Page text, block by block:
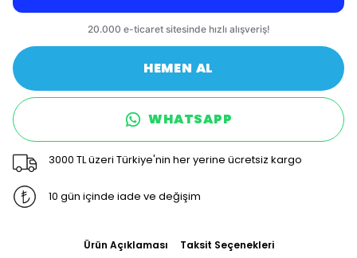
HEMEN AL
WHATSAPP
3000 TL üzeri Türkiye'nin her yerine ücretsiz kargo
10 gün içinde iade ve değişim
Ürün Açıklaması Taksit Seçenekleri